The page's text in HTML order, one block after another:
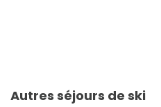
Autres séjours de ski